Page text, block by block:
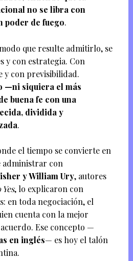
no se libra con
poder de fuego.
que resulte admitirlo, se
y con estrategia. Con
y con previsibilidad.
—ni siquiera el más
buena fe con una
dividida y
.
el tiempo se convierte en
administrar con
y William Ury, autores
, lo explicaron con
en toda negociación, el
cuenta con la mejor
Ese concepto —
en inglés— es hoy el talón